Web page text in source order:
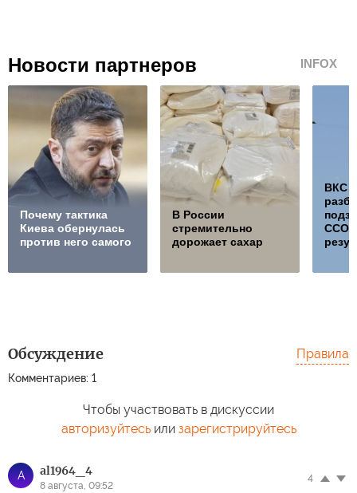
Новости партнеров INFOX
Почему тактика
Киева обернулась
против него самого
В России
стремительно
дорожает сахар
ВКС
ССО,
Обсуждение
Комментариев: 1
Правила
Чтобы участвовать в дискуссии
авторизуйтесьили зарегистрируйтесь
A al1964_4
8 августа, 09:52
4